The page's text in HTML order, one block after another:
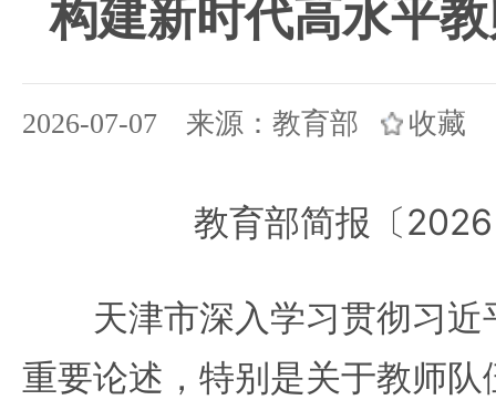
构建新时代高水平
2026-07-07 来源：教育部 收藏
教育部简报〔
天津市深入学习贯彻习近
重要论述，特别是关于教师